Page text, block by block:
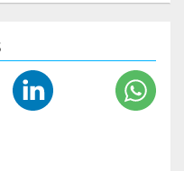
23098169057